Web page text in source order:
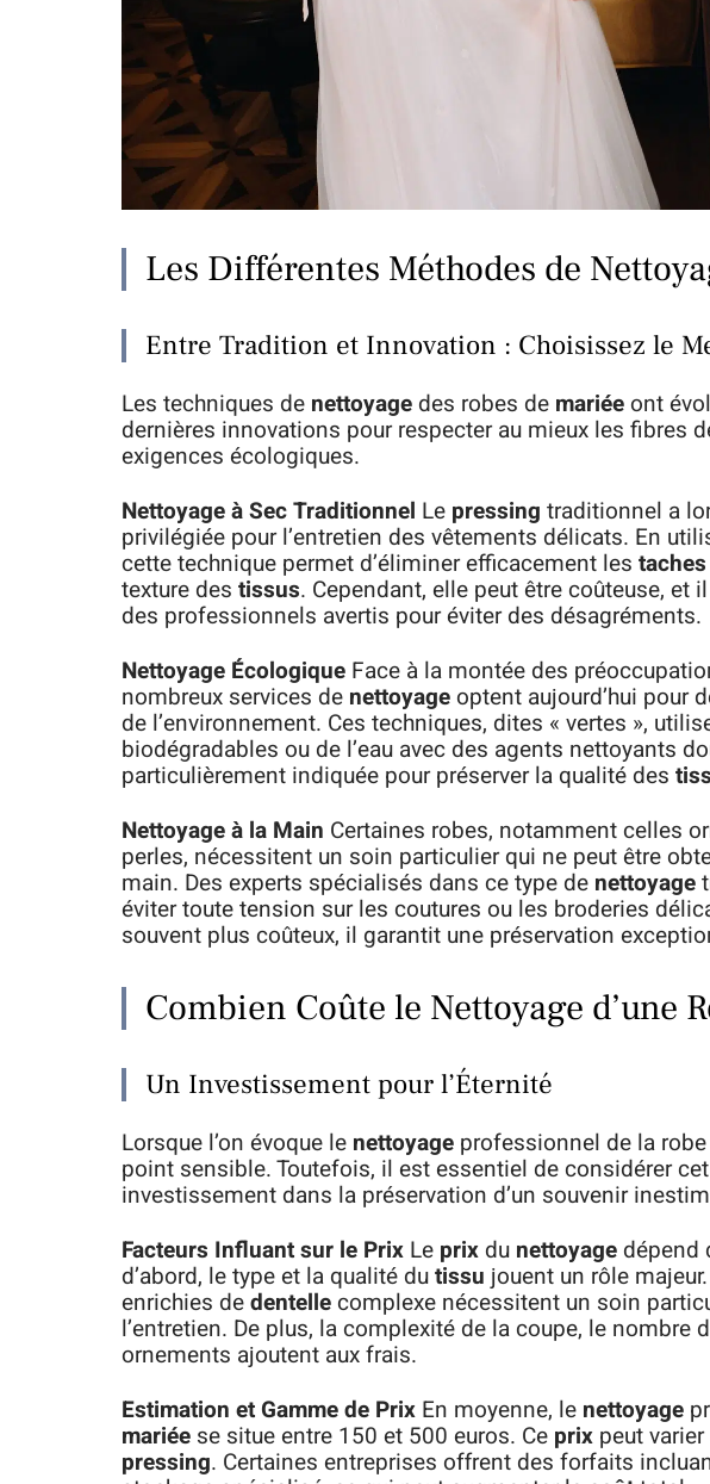
Les Différentes Méthodes de
Entre Tradition et Innovation : Choisissez le
Les techniques de nettoyage des robes de mariée ont
dernières innovations pour respecter au mieux les fibres
exigences écologiques.
Nettoyage à Sec Traditionnel Le pressing traditionnel a
privilégiée pour l’entretien des vêtements délicats. En
cette technique permet d’éliminer efficacement les taches
texture des tissus. Cependant, elle peut être coûteuse, et
des professionnels avertis pour éviter des désagréments.
Nettoyage Écologique Face à la montée des
nombreux services de nettoyage optent aujourd’hui pour
de l’environnement. Ces techniques, dites « vertes »,
biodégradables ou de l’eau avec des agents nettoyants
particulièrement indiquée pour préserver la qualité des
Nettoyage à la Main Certaines robes, notamment celles
perles, nécessitent un soin particulier qui ne peut être
main. Des experts spécialisés dans ce type de nettoyage
éviter toute tension sur les coutures ou les broderies
souvent plus coûteux, il garantit une préservation
Combien Coûte le Nettoyage d’une
Un Investissement pour l’Éternité
Lorsque l’on évoque le nettoyage professionnel de la
point sensible. Toutefois, il est essentiel de considérer
investissement dans la préservation d’un souvenir
Facteurs Influant sur le Prix Le prix du nettoyage dépend
d’abord, le type et la qualité dutissu jouent un rôle
enrichies dedentellecomplexe nécessitent un soin
l’entretien. De plus, la complexité de la coupe, le nombre
ornements ajoutent aux frais.
Estimation et Gamme de Prix En moyenne, le nettoyage
mariée se situe entre 150 et 500 euros. Ce prix peut
pressing. Certaines entreprises offrent des forfaits